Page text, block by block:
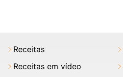
Receitas
Receitas em vídeo